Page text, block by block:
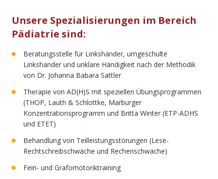
Unsere Spezialisierungen im Bereich
Pädiatrie sind:
Beratungsstelle für Linkshänder, umgeschulte
Linkshänder und unklare Händigkeit nach der Methodik
von Dr. Johanna Babara Sattler
Therapie von AD(H)S mit speziellen Übungsprogrammen
(THOP, Lauth & Schlottke, Marburger
Konzentrationsprogramm und Britta Winter (ETP-ADHS
und ETET)
Behandlung von Teilleistungsstörungen (Lese-
Rechtschreibschwäche und Rechenschwäche)
Fein- und Grafomotoriktraining